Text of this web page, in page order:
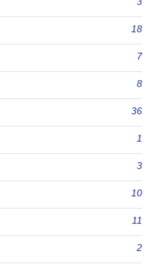
18
7
8
36
1
3
10
11
2